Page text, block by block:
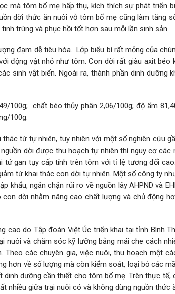
mà tôm bố mẹ hấp thụ, kích thích sự phát triển
dời thức ăn nuôi vỗ tôm bố mẹ cũng làm tăng
trùng và phục hồi tốt hơn sau mỗi lần sinh sản.
đạm dễ tiêu hóa. Lớp biểu bì rất mỏng của
động vật nhỏ như tôm. Con dời rất giàu axit béo
sinh vật biển. Ngoài ra, thành phần dinh dưỡng
100g; chất béo thủy phân 2,06/100g; độ ẩm
100g.
thác từ tự nhiên, tuy nhiên với một số nghiên cứu
dời được thu hoạch tự nhiên thì nguy cơ các
tử gan tụy cấp tính trên tôm với tỉ lệ tương đối
từ khai thác con dời tự nhiên. Một số công ty
khẩu, ngăn chặn rủi ro về nguồn lây AHPND và
dời nhằm nâng cao chất lượng và chủ động
cao do Tập đoàn Việt Úc triển khai tại tỉnh Bình
nuôi và chăm sóc kỹ lưỡng bằng mái che cách
Theo các chuyên gia, việc nuôi, thu hoạch một
hơn về số lượng mà còn kiểm soát, loại bỏ các
dưỡng cần thiết cho tôm bố mẹ. Trên thực tế,
nhiều giữa trại nuôi có và không dùng nguồn thức